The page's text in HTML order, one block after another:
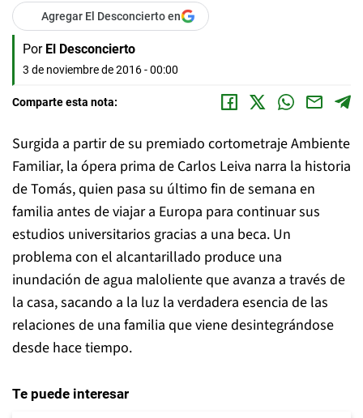
Agregar El Desconcierto en
Por El Desconcierto
3 de noviembre de 2016 - 00:00
Comparte esta nota:
Surgida a partir de su premiado cortometraje Ambiente
Familiar, la ópera prima de Carlos Leiva narra la historia
de Tomás, quien pasa su último fin de semana en
familia antes de viajar a Europa para continuar sus
estudios universitarios gracias a una beca. Un
problema con el alcantarillado produce una
inundación de agua maloliente que avanza a través de
la casa, sacando a la luz la verdadera esencia de las
relaciones de una familia que viene desintegrándose
desde hace tiempo.
Te puede interesar